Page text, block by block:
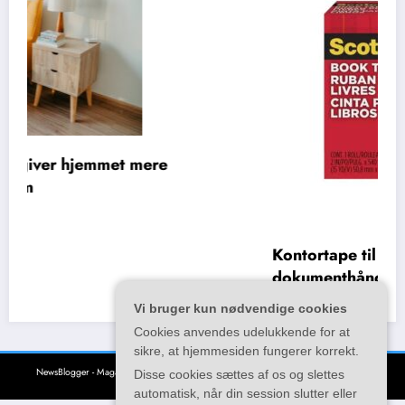
Kontortape til organisering,
dokumenthåndtering og daglige
juni 22, 2026 kunstzonen.dk
NewsBlogger - Magazine & BlogWordPressTema 2026 | Powered BySpiceThemes
Vi bruger kun nødvendige cookies
Cookies anvendes udelukkende for at
sikre, at hjemmesiden fungerer korrekt.
Disse cookies sættes af os og slettes
automatisk, når din session slutter eller